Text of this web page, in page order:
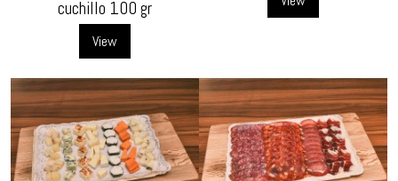
cuchillo 100 gr
View